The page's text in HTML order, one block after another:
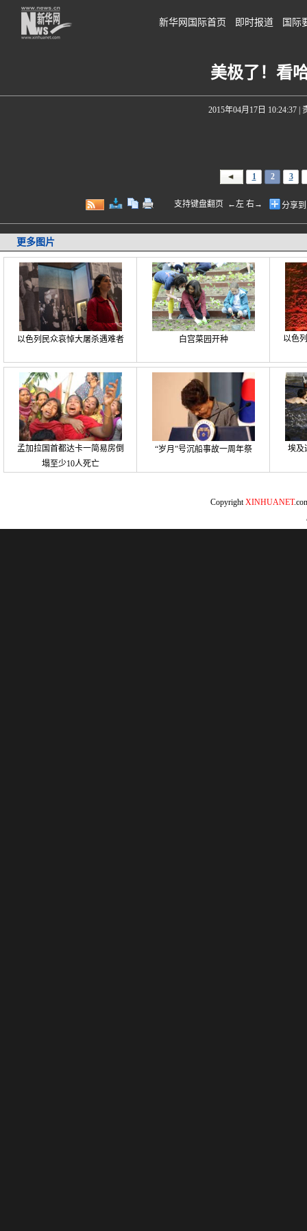
新华网国际首页 即时报道 国际
美极了！看
2015年04月17日 10:24:37|
1 2 3
支持键盘翻页 ←左 右→ 分享
更多图片
以色列民众哀悼大屠杀遇难者 白宫菜园开种 以色
孟加拉国首都达卡一简易房倒
塌至少10人死亡
“岁月”号沉船事故一周年祭 埃及
CopyrightXINHUANET